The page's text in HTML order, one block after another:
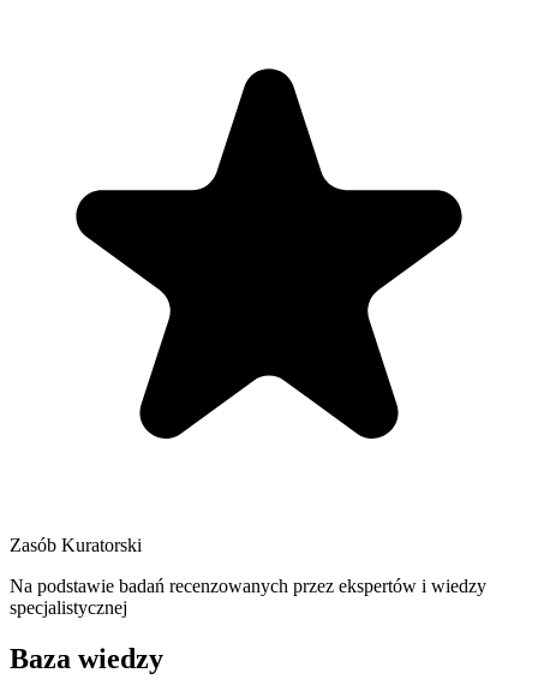
Zasób Kuratorski
Na podstawie badań recenzowanych przez ekspertów i wiedzy
specjalistycznej
Baza wiedzy